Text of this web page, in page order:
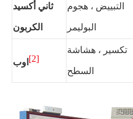
ثاني أكسيد
الكربون
التبييض ، هجوم
البوليمر
اوب [2]
تكسير ، هشاشة
السطح